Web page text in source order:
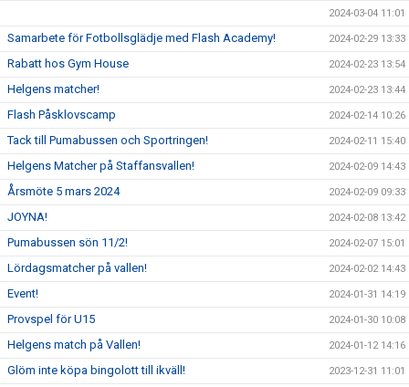
2024-03-04 11:01
Samarbete för Fotbollsglädje med Flash Academy! 2024-02-29 13:33
Rabatt hos Gym House 2024-02-23 13:54
Helgens matcher! 2024-02-23 13:44
Flash Påsklovscamp 2024-02-14 10:26
Tack till Pumabussen och Sportringen! 2024-02-11 15:40
Helgens Matcher på Staffansvallen! 2024-02-09 14:43
Årsmöte 5 mars 2024 2024-02-09 09:33
JOYNA! 2024-02-08 13:42
Pumabussen sön 11/2! 2024-02-07 15:01
Lördagsmatcher på vallen! 2024-02-02 14:43
Event! 2024-01-31 14:19
Provspel för U15 2024-01-30 10:08
Helgens match på Vallen! 2024-01-12 14:16
Glöm inte köpa bingolott till ikväll! 2023-12-31 11:01